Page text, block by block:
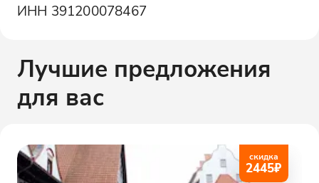
ИНН 391200078467
Лучшие предложения
для вас
скидка
2445₽